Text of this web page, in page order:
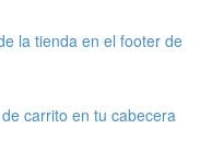
la tienda en el footer de
carrito en tu cabecera